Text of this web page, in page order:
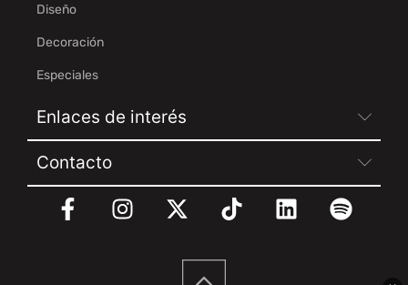
Diseño
Decoración
Especiales
Enlaces de interés
Contacto